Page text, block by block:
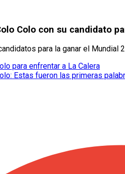
Colo con su candidato
para la ganar el
para enfrentar a La Calera
Estas fueron las primeras